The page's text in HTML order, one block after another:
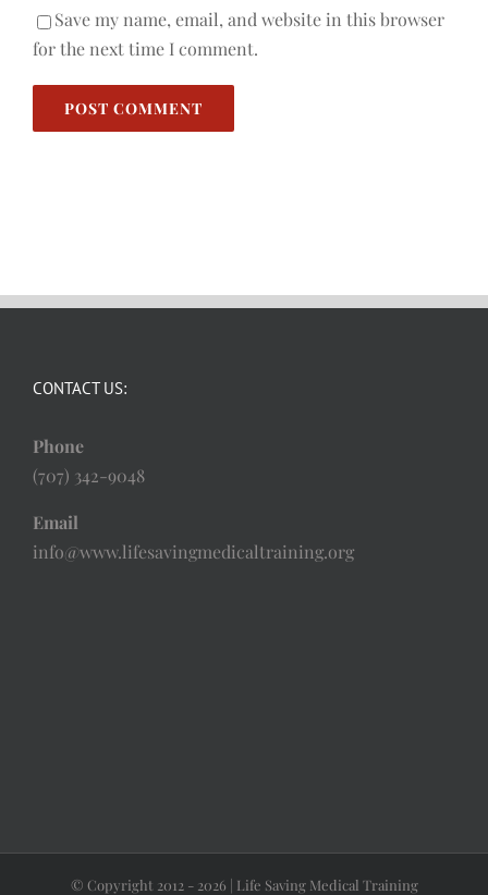
Save my name, email, and website in this browser
for the next time I comment.
CONTACT US:
Phone
(707) 342-9048
Email
info@www.lifesavingmedicaltraining.org
© Copyright 2012 - 2026 | Life Saving Medical Training